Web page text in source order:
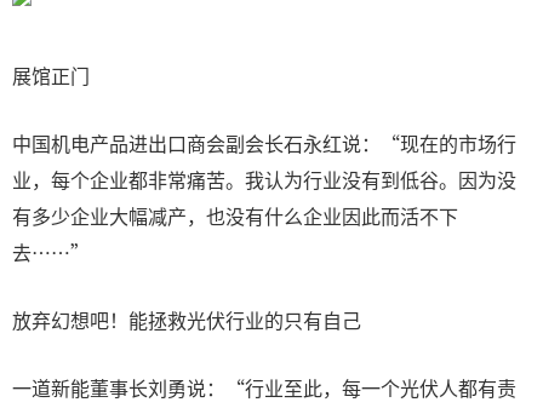
展馆正门
中国机电产品进出口商会副会长石永红说：“现在的市场行
业，每个企业都非常痛苦。我认为行业没有到低谷。因为没
有多少企业大幅减产，也没有什么企业因此而活不下
去……”
放弃幻想吧！能拯救光伏行业的只有自己
一道新能董事长刘勇说：“行业至此，每一个光伏人都有责